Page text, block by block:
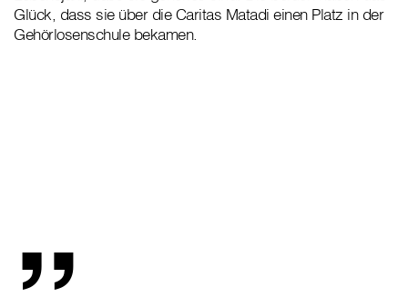
Glück, dass sie über die Caritas Matadi einen Platz in der
Gehörlosenschule bekamen.
„